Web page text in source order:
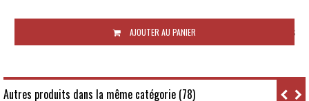
48 à 72 heures
AJOUTER AU PANIER
Autres produits dans la même catégorie (78)